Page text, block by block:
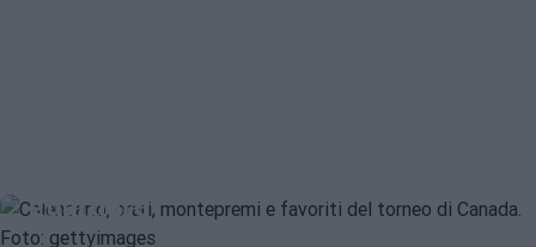
guardare